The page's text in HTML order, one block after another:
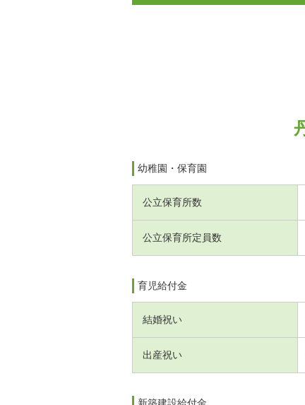
幼稚園・保育園
公立保育所数
公立保育所定員数
育児給付金
結婚祝い
出産祝い